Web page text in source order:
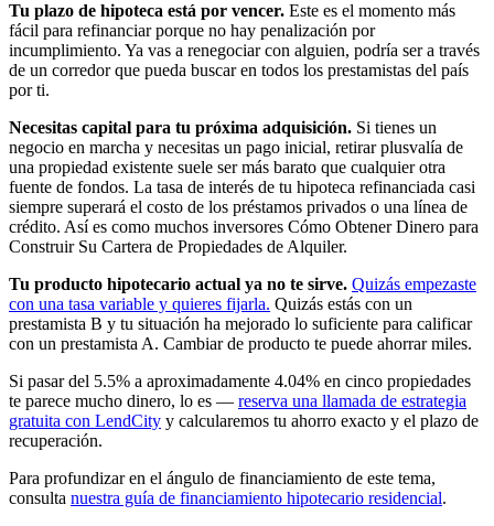
Tu plazo de hipoteca está por vencer. Este es el momento más
fácil para refinanciar porque no hay penalización por
incumplimiento. Ya vas a renegociar con alguien, podría ser a través
de un corredor que pueda buscar en todos los prestamistas del país
por ti.
Necesitas capital para tu próxima adquisición. Si tienes un
negocio en marcha y necesitas un pago inicial, retirar plusvalía de
una propiedad existente suele ser más barato que cualquier otra
fuente de fondos. La tasa de interés de tu hipoteca refinanciada casi
siempre superará el costo de los préstamos privados o una línea de
crédito. Así es como muchos inversores Cómo Obtener Dinero para
Construir Su Cartera de Propiedades de Alquiler.
Tu producto hipotecario actual ya no te sirve. Quizás empezaste
con una tasa variable y quieres fijarla. Quizás estás con un
prestamista B y tu situación ha mejorado lo suficiente para calificar
con un prestamista A. Cambiar de producto te puede ahorrar miles.
Si pasar del 5.5% a aproximadamente 4.04% en cinco propiedades
te parece mucho dinero, lo es — reserva una llamada de estrategia
gratuita con LendCity y calcularemos tu ahorro exacto y el plazo de
recuperación.
Para profundizar en el ángulo de financiamiento de este tema,
consulta nuestra guía de financiamiento hipotecario residencial.